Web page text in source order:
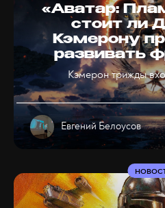
«Аватар:
стоит ли
Кэмерону
развивать
Кэмерон трижды
Евгений Белоусов